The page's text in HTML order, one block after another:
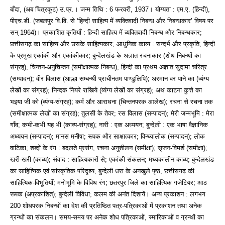
बाँदा, (अब चित्रकूट) उ.प्र.। जन्म तिथि : 6 फरवरी, 1937। योग्यता : एम.ए. (हिन्दी),
पीएच.डी. (जबलपुर वि.वि. से ‘हिन्दी साहित्य में व्यक्तिवादी निबन्ध और निबन्धकार’ विषय पर
सन् 1964)। प्रकाशित कृतियाँ : हिन्दी साहित्य में व्यक्तिवादी निबन्ध और निबन्धकार;
छत्तीसगढ‍़ का साहित्य और उसके साहित्यकार; आधुनिक काव्य : सन्दर्भ और प्रकृति; हिन्दी
के प्रमुख एकांकी और एकांकीकार; बुन्देलखंड के अज्ञात रचनाकार (शोध-निबन्धों का
संग्रह); चिन्तन-अनुचिन्तन (समीक्षात्मक निबन्ध); हिन्दी का प्रथम अज्ञात सुदामा चरित्र
(सम्पादन); वीर विलास (आल्हा सम्बन्धी प्राचीनतम पाण्डुलिपि); अरमान वर पाने का (व्यंग्य
लेखों का संग्रह); निन्दक नियरे राखिये (व्यंग्य लेखों का संग्रह); अथ काटना कुत्ते का
भइया जी को (व्यंग्य-संग्रह); कर्म और आराधना (चिन्तनपरक आलेख); रचना से रचना तक
(समीक्षात्मक लेखों का संग्रह); तुलसी के तेवर; रस विलास (सम्पादन); मेरी जन्मभूमि : मेरा
गाँव; कभी-कभी यह भी (काव्य-संग्रह); नारी : एक अध्ययन; बुन्देली : एक भाषा वैज्ञानिक
अध्ययन (सम्पादन); मानस मनीषा; रूपक और साक्षात्कार; विन्ध्यालोक (सम्पादन); लोक
वाटिका; शब्दों के रंग : बदलते प्रसंग; रचना अनुशीलन (समीक्षा); सृजन-विमर्श (समीक्षा);
खरी-खरी (काव्य); संवाद : साहित्यकारों से; एकांकी संकलन; मध्यकालीन काव्य; बुन्देलखंड
का साहित्यिक एवं सांस्कृतिक परिदृश्य; बुन्देली धरा के अनखुले पृष्‍ठ; छत्तीसगढ़ की
साहित्यिक-विभूतियाँ; मनोभूमि के विविध रंग; छतरपुर जिले का साहित्यिक गजेटियर; आठ
रूपक (अप्रकाशित); बुन्देली विविधा; कलम की अनंत दिशायें। अन्य प्रकाशन : लगभग
200 शोधपरक निबन्धों का देश की प्रतिष्‍ठित पत्र-पत्रिकाओं में प्रकाशन तथा अनेक
ग्रन्थों का संकलन। समय-समय पर अनेक शोध पत्रिकाओं, स्मारिकाओं व ग्रन्थों का